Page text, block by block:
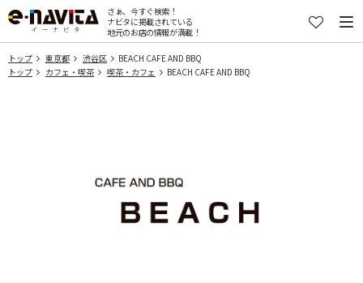
さぁ、今すぐ検索！
ナビタに掲載されている
地元のお店の情報が満載！
トップ 東京都 渋谷区
BEACH CAFE AND BBQ
トップ
カフェ・喫茶 喫茶・カフェ BEACH CAFE AND BBQ